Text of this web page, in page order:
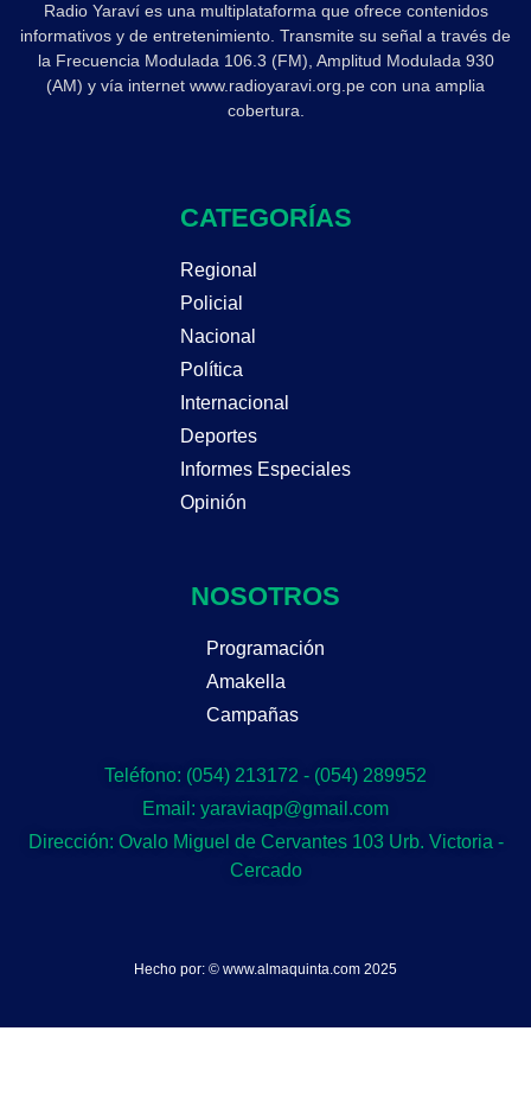
Radio Yaraví es una multiplataforma que ofrece contenidos
informativos y de entretenimiento. Transmite su señal a través de
la Frecuencia Modulada 106.3 (FM), Amplitud Modulada 930
(AM) y vía internet www.radioyaravi.org.pe con una amplia
cobertura.
CATEGORÍAS
Regional
Policial
Nacional
Política
Internacional
Deportes
Informes Especiales
Opinión
NOSOTROS
Programación
Amakella
Campañas
Teléfono: (054) 213172 - (054) 289952
Email: yaraviaqp@gmail.com
Dirección: Ovalo Miguel de Cervantes 103 Urb. Victoria -
Cercado
Hecho por: © www.almaquinta.com 2025